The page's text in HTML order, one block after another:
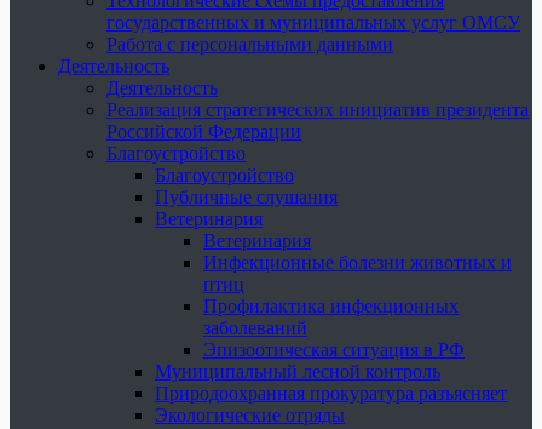
государственных и муниципальных услуг ОМСУ
Работа с персональными данными
Деятельность
Деятельность
Реализация стратегических инициатив президента
Российской Федерации
Благоустройство
Благоустройство
Публичные слушания
Ветеринария
Ветеринария
Инфекционные болезни животных и
птиц
Профилактика инфекционных
заболеваний
Эпизоотическая ситуация в РФ
Муниципальный лесной контроль
Природоохранная прокуратура разъясняет
Экологические отряды